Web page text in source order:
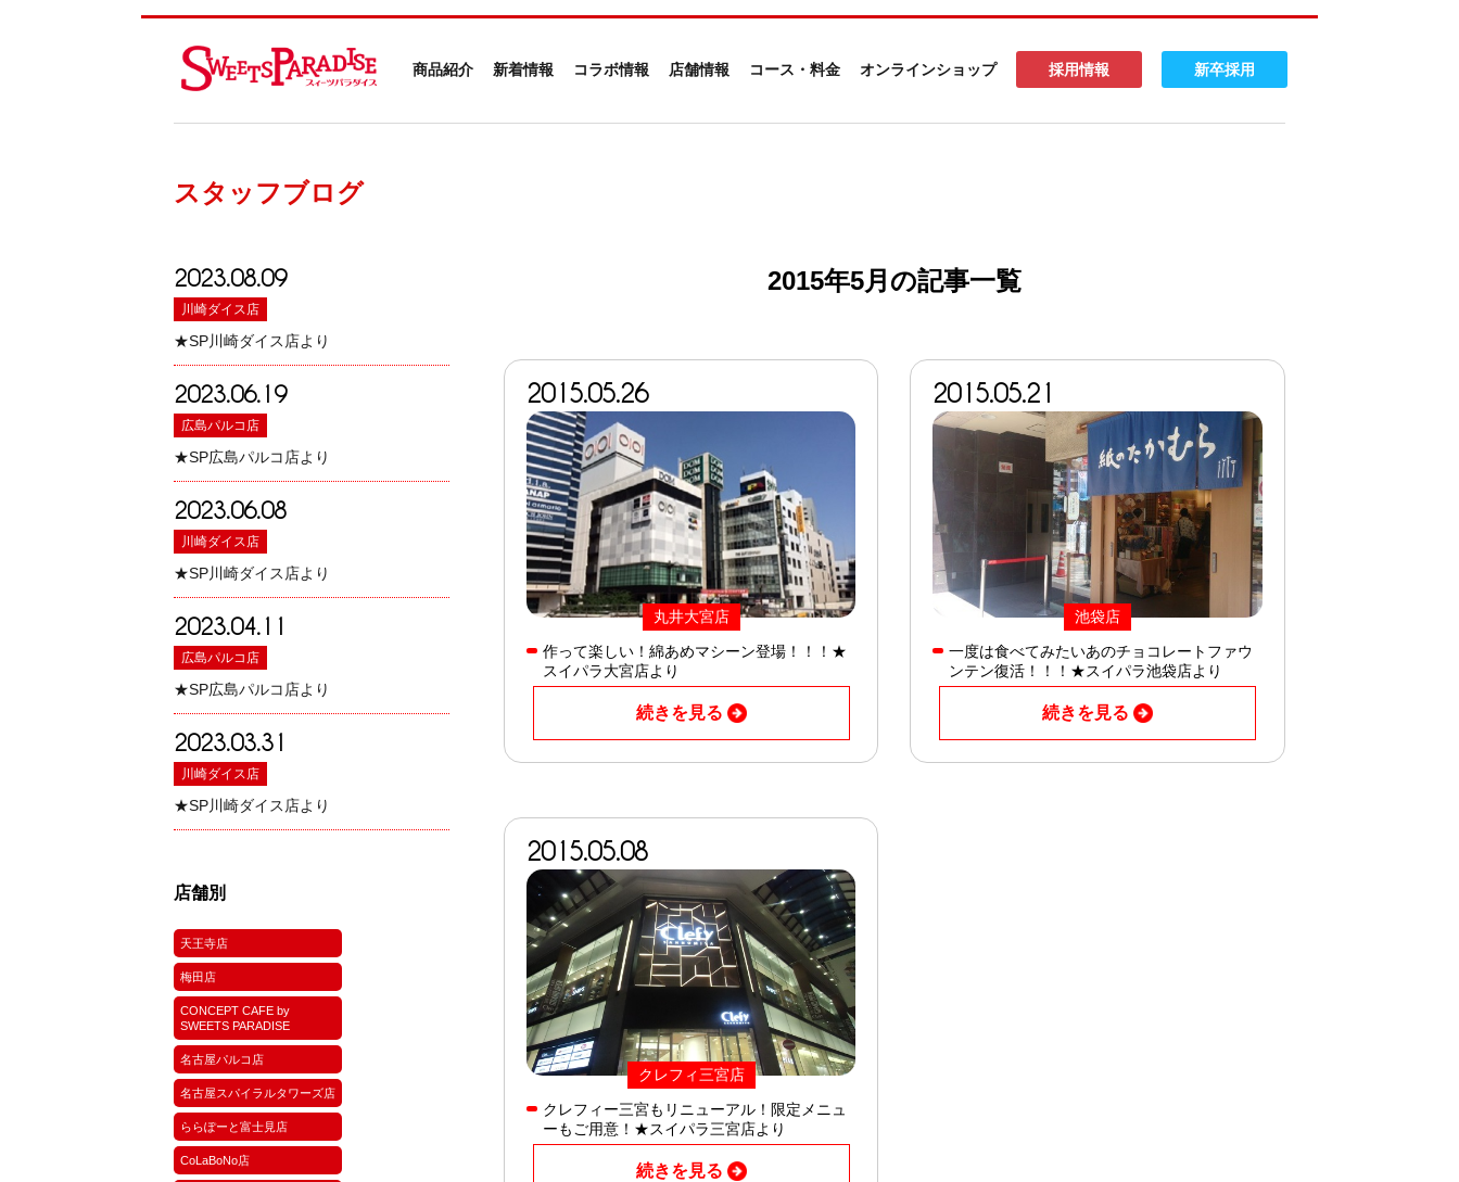
商品紹介 新着情報 コラボ情報 店舗情報 コース・料金 オンラインショップ 採用情報 新卒採用
スタッフブログ
2023.08.09
川崎ダイス店
★SP川崎ダイス店より
2023.06.19
広島パルコ店
★SP広島パルコ店より
2023.06.08
川崎ダイス店
★SP川崎ダイス店より
2023.04.11
広島パルコ店
★SP広島パルコ店より
2023.03.31
川崎ダイス店
★SP川崎ダイス店より
店舗別
天王寺店
梅田店
CONCEPT CAFE by
SWEETS PARADISE
名古屋パルコ店
名古屋スパイラルタワーズ店
ららぽーと富士見店
CoLaBoNo店
2015年5月の記事一覧
2015.05.26
丸井大宮店
作って楽しい！綿あめマシーン登場！！！★
スイパラ大宮店より
続きを見る
2015.05.21
池袋店
一度は食べてみたいあのチョコレートファウ
ンテン復活！！！★スイパラ池袋店より
続きを見る
2015.05.08
クレフィ三宮店
クレフィー三宮もリニューアル！限定メニュ
ーもご用意！★スイパラ三宮店より
続きを見る